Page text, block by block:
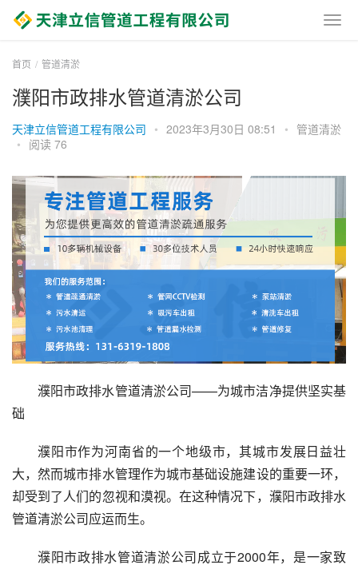
首页 管道清淤
濮阳市政排水管道清淤公司
天津立信管道工程有限公司 • 2023年3月30日 08:51 • 管道清淤
• 阅读 76
濮阳市政排水管道清淤公司——为城市洁净提供坚实基
础
濮阳市作为河南省的一个地级市，其城市发展日益壮
大，然而城市排水管理作为城市基础设施建设的重要一环，
却受到了人们的忽视和漠视。在这种情况下，濮阳市政排水
管道清淤公司应运而生。
濮阳市政排水管道清淤公司成立于2000年，是一家致